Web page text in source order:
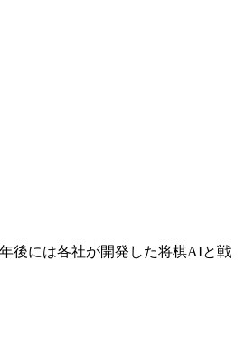
後には各社が開発した将棋AIと戦